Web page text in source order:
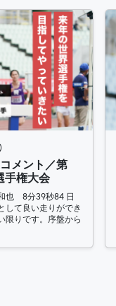
メント／第
手権大会
也 8分39秒84 日
して良い走りができ
限りです。序盤から